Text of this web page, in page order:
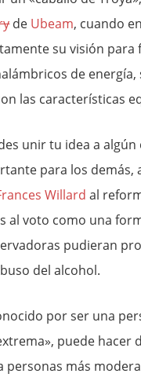
de Ubeam, cuando
su visión para
de energía,
las características
unir tu idea a
para los demás,
Willard al
al voto como una
pudieran
del alcohol.
por ser una
puede hacer
personas más